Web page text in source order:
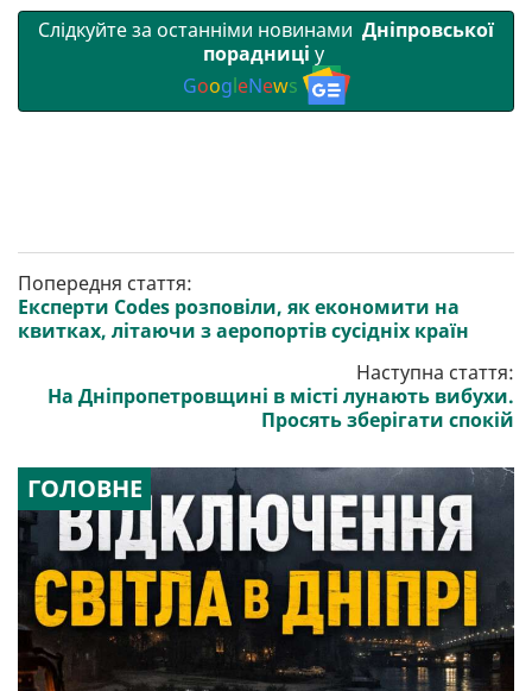
Слідкуйте за останніми новинами Дніпровської
порадниці у
GoogleNews
Попередня стаття:
Експерти Codes розповіли, як економити на
квитках, літаючи з аеропортів сусідніх країн
Наступна стаття:
На Дніпропетровщині в місті лунають вибухи.
Просять зберігати спокій
ГОЛОВНЕ